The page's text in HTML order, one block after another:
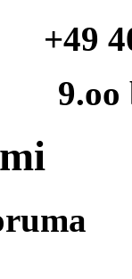
+49
9.oo